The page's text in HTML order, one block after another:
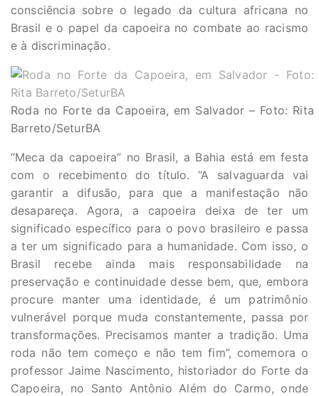
consciência sobre o legado da cultura africana no
Brasil e o papel da capoeira no combate ao racismo
e à discriminação.
Roda no Forte da Capoeira, em Salvador – Foto: Rita
Barreto/SeturBA
“Meca da capoeira” no Brasil, a Bahia está em festa
com o recebimento do título. “A salvaguarda vai
garantir a difusão, para que a manifestação não
desapareça. Agora, a capoeira deixa de ter um
significado específico para o povo brasileiro e passa
a ter um significado para a humanidade. Com isso, o
Brasil recebe ainda mais responsabilidade na
preservação e continuidade desse bem, que, embora
procure manter uma identidade, é um patrimônio
vulnerável porque muda constantemente, passa por
transformações. Precisamos manter a tradição. Uma
roda não tem começo e não tem fim”, comemora o
professor Jaime Nascimento, historiador do Forte da
Capoeira, no Santo Antônio Além do Carmo, onde